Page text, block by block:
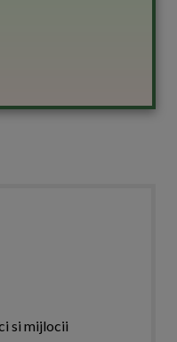
si mijlocii